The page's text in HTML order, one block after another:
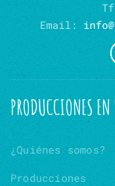
Email:
PRODUCCIONES
¿Quiénes somos?
Producciones